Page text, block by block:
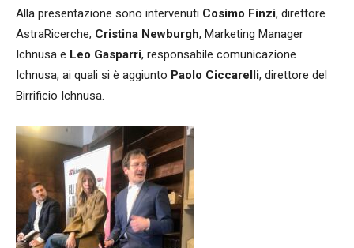
Alla presentazione sono intervenuti Cosimo Finzi, direttore
AstraRicerche; Cristina Newburgh, Marketing Manager
Ichnusa e Leo Gasparri, responsabile comunicazione
Ichnusa, ai quali si è aggiunto Paolo Ciccarelli, direttore del
Birrificio Ichnusa.